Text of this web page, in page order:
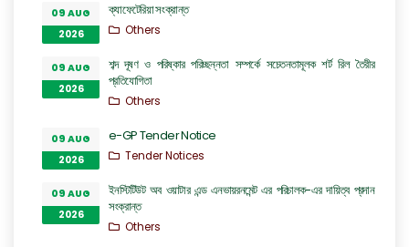
09 AUG
2026
ক্যাফেটেরিয়া সংক্রান্ত
Others
09 AUG
2026
শব্দ দূষণ ও পরিষ্কার পরিচ্ছন্নতা সম্পর্কে সচেতনতামূলক শর্ট রিল তৈরীর
প্রতিযোগিতা
Others
09 AUG
2026
e-GP Tender Notice
Tender Notices
09 AUG
2026
ইনস্টিটিউট অব ওয়াটার এন্ড এনভায়রনমেন্ট এর পরিচালক-এর দায়িত্ব প্রদান
সংক্রান্ত
Others